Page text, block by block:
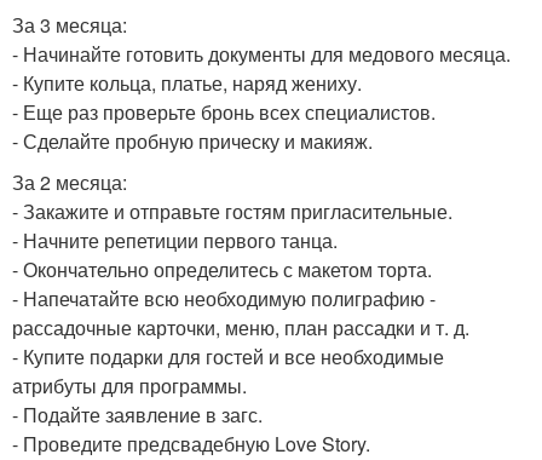
За 3 месяца:
- Начинайте готовить документы для медового месяца.
- Купите кольца, платье, наряд жениху.
- Еще раз проверьте бронь всех специалистов.
- Сделайте пробную прическу и макияж.
За 2 месяца:
- Закажите и отправьте гостям пригласительные.
- Начните репетиции первого танца.
- Окончательно определитесь с макетом торта.
- Напечатайте всю необходимую полиграфию -
рассадочные карточки, меню, план рассадки и т. д.
- Купите подарки для гостей и все необходимые
атрибуты для программы.
- Подайте заявление в загс.
- Проведите предсвадебную Love Story.